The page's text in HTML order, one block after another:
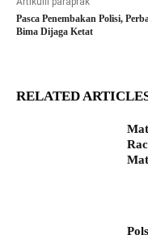
Pasca Penembakan Polisi,
Bima Dijaga Ketat
RELATED